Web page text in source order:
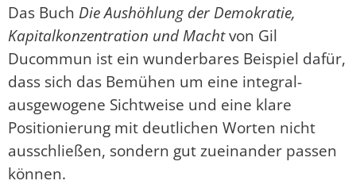
Das Buch Die Aushöhlung der Demokratie,
Kapitalkonzentration und Machtvon Gil
Ducommun ist ein wunderbares Beispiel dafür,
dass sich das Bemühen um eine integral-
ausgewogene Sichtweise und eine klare
Positionierung mit deutlichen Worten nicht
ausschließen, sondern gut zueinander passen
können.